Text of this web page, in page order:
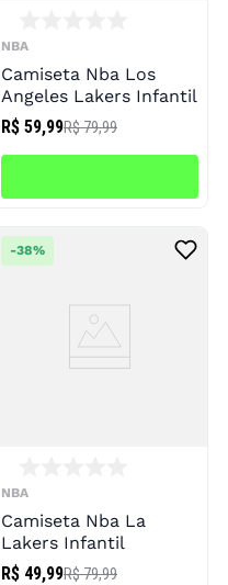
NBA
Camiseta Nba Los
Angeles Lakers Infantil
R$ 59,99R$ 79,99
NBA
Camiseta Nba La
Lakers Infantil
R$ 49,99R$ 79,99
-38%